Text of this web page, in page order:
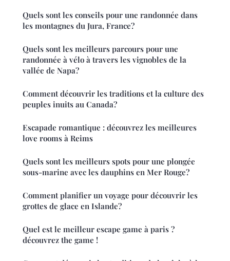
Quels sont les conseils pour une randonnée dans
les montagnes du Jura, France?
Quels sont les meilleurs parcours pour une
randonnée à vélo à travers les vignobles de la
vallée de Napa?
Comment découvrir les traditions et la culture des
peuples inuits au Canada?
Escapade romantique : découvrez les meilleures
love rooms à Reims
Quels sont les meilleurs spots pour une plongée
sous-marine avec les dauphins en Mer Rouge?
Comment planifier un voyage pour découvrir les
grottes de glace en Islande?
Quel est le meilleur escape game à paris ?
découvrez the game !